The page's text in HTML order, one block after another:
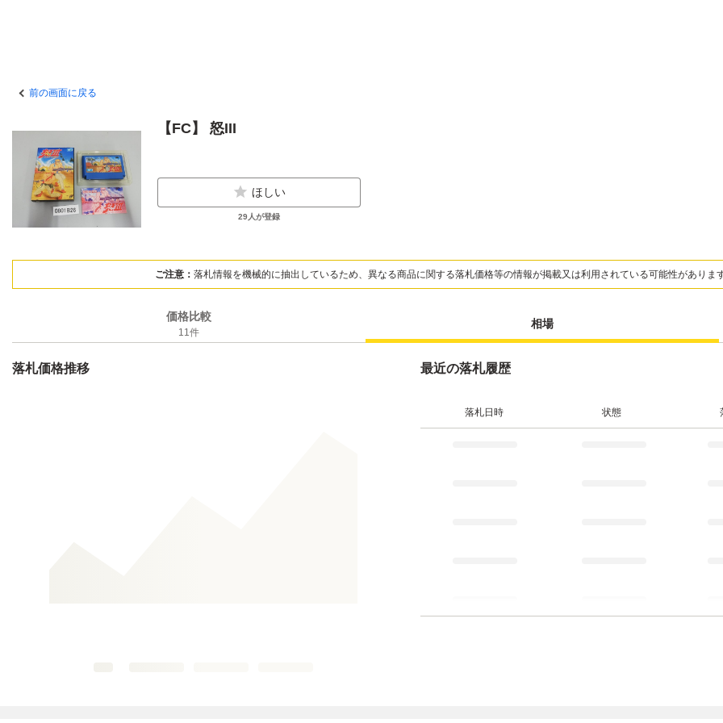
前の画面に戻る
【FC】 怒III
ほしい
29人が登録
ご注意： 落札情報を機械的に抽出しているため、異なる商品に関する落札価格等の情報が掲載又は利用されている可能性がありま
価格比較
11 件
相場
落札価格推移 最近の落札履歴
落札日時 状態